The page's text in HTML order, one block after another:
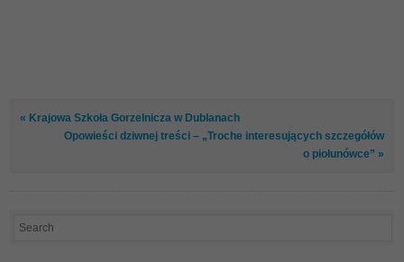
« Krajowa Szkoła Gorzelnicza w Dublanach
Opowieści dziwnej treści – „Troche interesujących szczegółów
o piołunówce” »